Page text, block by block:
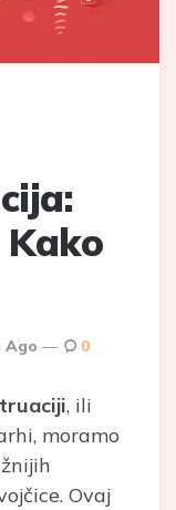
Ago 0
, ili
moramo
Ovaj